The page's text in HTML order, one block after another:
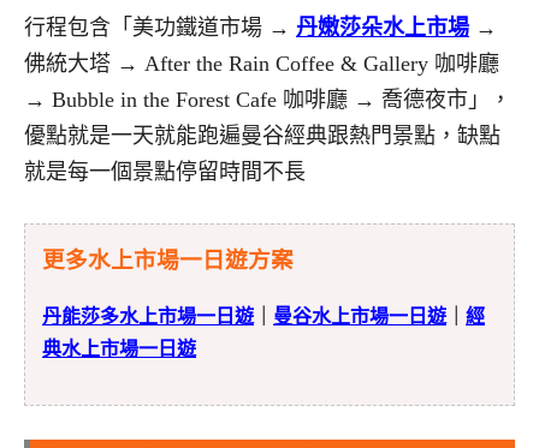
行程包含「美功鐵道市場 → 丹嫩莎朵水上市場 →
佛統大塔 → After the Rain Coffee & Gallery 咖啡廳
→ Bubble in the Forest Cafe 咖啡廳 → 喬德夜市」，
優點就是一天就能跑遍曼谷經典跟熱門景點，缺點
就是每一個景點停留時間不長
更多水上市場一日遊方案
丹能莎多水上市場一日遊 曼谷水上市場一日遊
經
典水上市場一日遊